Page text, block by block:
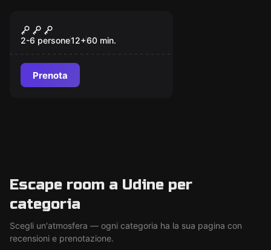
Viaggio nel Tempo
2-6 persone12+60 min.
Prenota
Escape room a Udine per
categoria
Scegli un'atmosfera — ogni categoria ha la sua pagina con
recensioni e prenotazione.